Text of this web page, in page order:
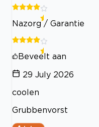
Nazorg / Garantie
Beveelt aan
29 July 2026
coolen
Grubbenvorst